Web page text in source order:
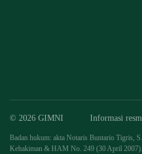
© 2026 GIMNI Informasi
Badan hukum: akta Notaris Buntario Tigris,
Kehakiman & HAM No. 249 (30 April